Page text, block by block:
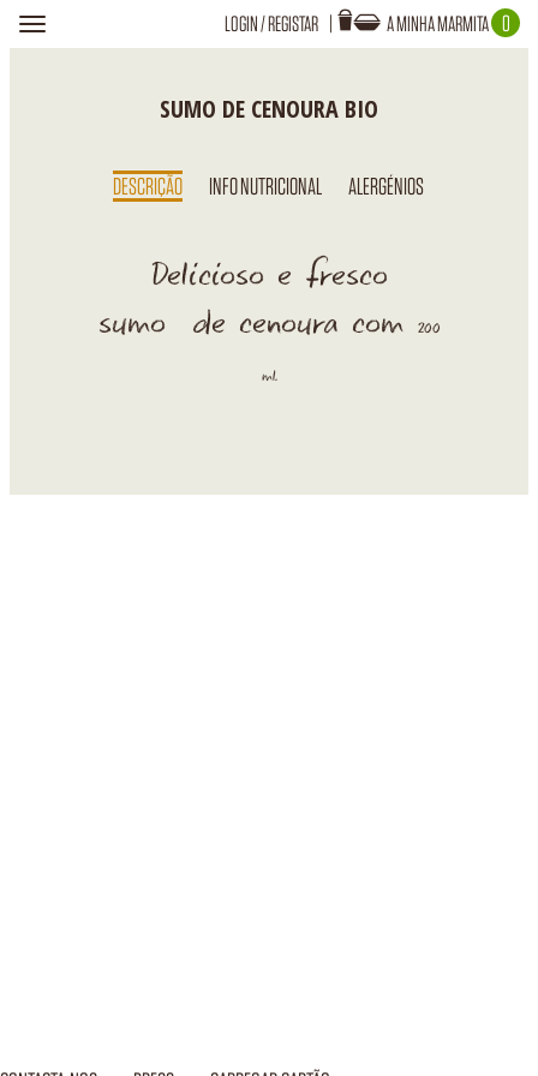
Toggle
navigation
A MINHA MARMITA 0
A TUA MARMITA ESTÁ VAZIA!
LOGIN/REGISTAR
SUMO DE CENOURA BIO
DESCRIÇÃO INFO NUTRICIONAL ALERGÉNIOS
Delicioso e fresco
sumo de cenoura com 200
ml.